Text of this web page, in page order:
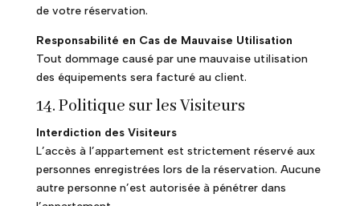
de votre réservation.
Responsabilité en Cas de Mauvaise Utilisation
Tout dommage causé par une mauvaise utilisation
des équipements sera facturé au client.
14. Politique sur les Visiteurs
Interdiction des Visiteurs
L’accès à l’appartement est strictement réservé aux
personnes enregistrées lors de la réservation. Aucune
autre personne n’est autorisée à pénétrer dans